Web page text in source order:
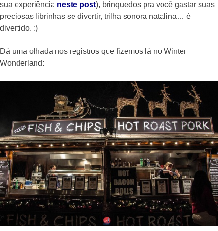
sua experiência neste post), brinquedos pra você gastar suas
preciosas librinhas se divertir, trilha sonora natalina… é
divertido. :)
Dá uma olhada nos registros que fizemos lá no Winter
Wonderland: